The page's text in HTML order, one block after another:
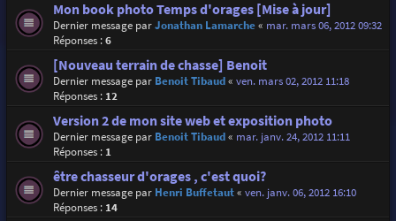
Mon book photo Temps d'orages [Mise à jour]
Dernier message parJonathan Lamarche« mar. mars 06, 2012 09:32
Réponses :6
[Nouveau terrain de chasse] Benoit
Dernier message par Benoit Tibaud« ven. mars 02, 2012 11:18
Réponses : 12
Version 2 de mon site web et exposition photo
Dernier message par Benoit Tibaud« mar. janv. 24, 2012 11:11
Réponses : 1
être chasseur d'orages , c'est quoi?
Dernier message par Henri Buffetaut« ven. janv. 06, 2012 16:10
Réponses : 14